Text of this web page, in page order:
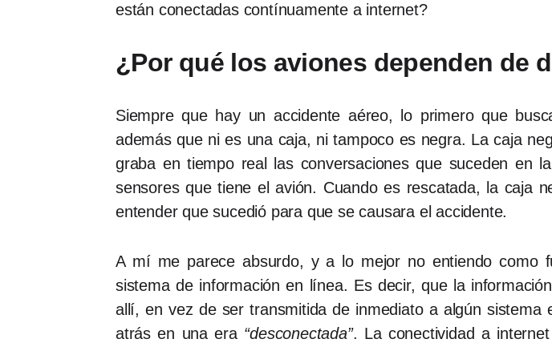
están conectadas contínuamente a internet?
¿Por qué los aviones dependen de
Siempre que hay un accidente aéreo, lo primero que
además que ni es una caja, ni tampoco es negra. La caja
graba en tiempo real las conversaciones que suceden en
sensores que tiene el avión. Cuando es rescatada, la caja
entender que sucedió para que se causara el accidente.
A mí me parece absurdo, y a lo mejor no entiendo como
sistema de información en línea. Es decir, que la
allí, en vez de ser transmitida de inmediato a algún
atrás en una era “desconectada”. La conectividad a